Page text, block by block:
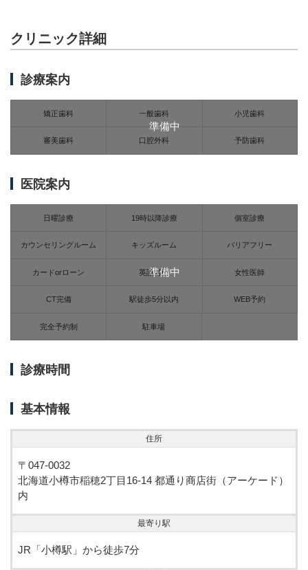
クリニック詳細
診療案内
準備中
矯正歯科 一般歯科 小児歯科
審美歯科 口腔外科 予防歯科
医院案内
準備中
日曜診療 19時以降診療 個室診療
カウンセリングルーム キッズルーム バリアフリー
カードorローン 英語対応 女性医師
CT完備 駅徒歩5分以内 WEB予約
完全予約制 駐車場
診療時間
基本情報
住所
〒047-0032
北海道小樽市稲穂2丁目16-14 都通り商店街（アーケード）
内
最寄り駅
JR「小樽駅」から徒歩7分